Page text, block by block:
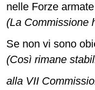
nelle Forze
(La Commissione
Se non vi sono
(Così rimane
alla VII